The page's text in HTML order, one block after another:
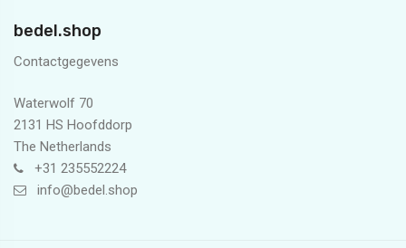
bedel.shop
Contactgegevens
Waterwolf 70
2131 HS Hoofddorp
The Netherlands
+31 235552224
info@bedel.shop